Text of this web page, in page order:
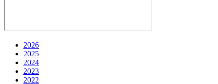
2026
2025
2024
2023
2022